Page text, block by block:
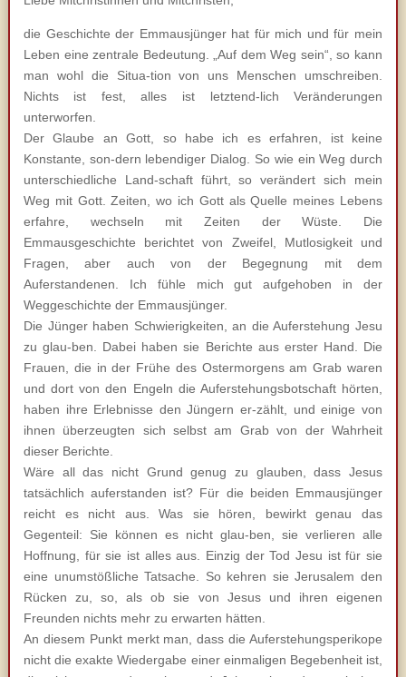
die Geschichte der Emmausjünger hat für mich und für mein
Leben eine zentrale Bedeutung. „Auf dem Weg sein“, so kann
man wohl die Situa-tion von uns Menschen umschreiben.
Nichts ist fest, alles ist letztend-lich Veränderungen
unterworfen.
Der Glaube an Gott, so habe ich es erfahren, ist keine
Konstante, son-dern lebendiger Dialog. So wie ein Weg durch
unterschiedliche Land-schaft führt, so verändert sich mein
Weg mit Gott. Zeiten, wo ich Gott als Quelle meines Lebens
erfahre, wechseln mit Zeiten der Wüste. Die
Emmausgeschichte berichtet von Zweifel, Mutlosigkeit und
Fragen, aber auch von der Begegnung mit dem
Auferstandenen. Ich fühle mich gut aufgehoben in der
Weggeschichte der Emmausjünger.
Die Jünger haben Schwierigkeiten, an die Auferstehung Jesu
zu glau-ben. Dabei haben sie Berichte aus erster Hand. Die
Frauen, die in der Frühe des Ostermorgens am Grab waren
und dort von den Engeln die Auferstehungsbotschaft hörten,
haben ihre Erlebnisse den Jüngern er-zählt, und einige von
ihnen überzeugten sich selbst am Grab von der Wahrheit
dieser Berichte.
Wäre all das nicht Grund genug zu glauben, dass Jesus
tatsächlich auferstanden ist? Für die beiden Emmausjünger
reicht es nicht aus. Was sie hören, bewirkt genau das
Gegenteil: Sie können es nicht glau-ben, sie verlieren alle
Hoffnung, für sie ist alles aus. Einzig der Tod Jesu ist für sie
eine unumstößliche Tatsache. So kehren sie Jerusalem den
Rücken zu, so, als ob sie von Jesus und ihren eigenen
Freunden nichts mehr zu erwarten hätten.
An diesem Punkt merkt man, dass die Auferstehungsperikope
nicht die exakte Wiedergabe einer einmaligen Begebenheit ist,